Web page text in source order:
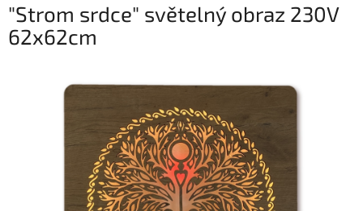
"Strom srdce" světelný obraz 230V
62x62cm